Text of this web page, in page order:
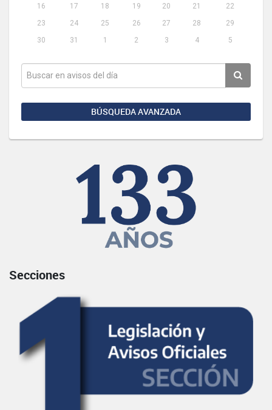
16
17 18 19 20 21
22
23
24 25 26 27 28
29
30
31 1 2 3 4 5
BÚSQUEDA AVANZADA
Secciones